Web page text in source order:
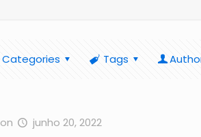
Categories Tags
on junho 20, 2022